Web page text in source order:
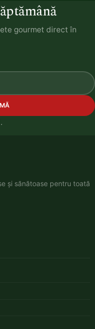
gourmet direct în
și sănătoase pentru toată